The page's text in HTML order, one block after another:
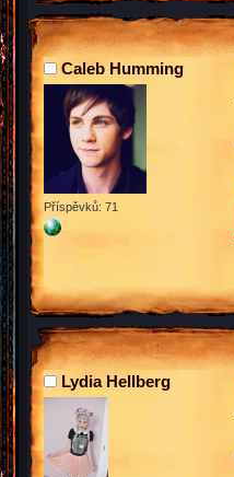
Caleb Humming
Příspěvků: 71
Lydia Hellberg